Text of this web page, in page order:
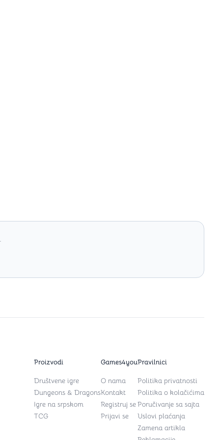
Proizvodi
Društvene igre
Dungeons & Dragons
Igre na srpskom
TCG
Games4you
O nama
Kontakt
Registruj se
Prijavi se
Pravilnici
Politika privatnosti
Politika o kolačićima
Poručivanje sa sajta
Uslovi plaćanja
Zamena artikla